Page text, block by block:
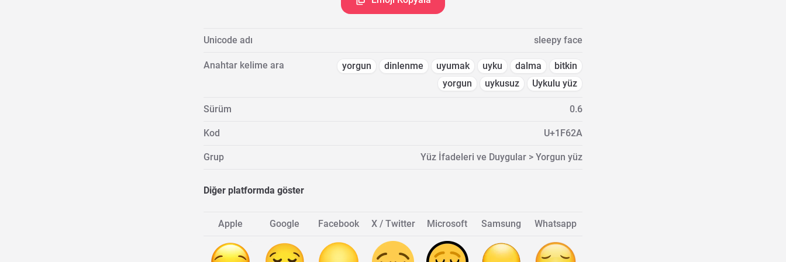
Unicode adı sleepy face
Anahtar kelime ara yorgun dinlenme uyumak uyku dalma
bitkin
yorgun
uykusuz Uykulu yüz
Sürüm 0.6
Kod U+1F62A
Grup Yüz İfadeleri ve Duygular > Yorgun yüz
Diğer platformda göster
Apple Google Facebook X / Twitter Microsoft Samsung Whatsapp